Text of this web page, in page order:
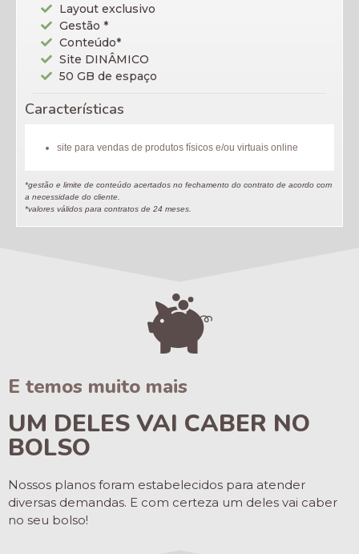
Layout exclusivo
Gestão *
Conteúdo*
Site DINÂMICO
50 GB de espaço
Características
site para vendas de produtos físicos e/ou virtuais online
*gestão e limite de conteúdo acertados no fechamento do contrato de acordo com
a necessidade do cliente.
*valores válidos para contratos de 24 meses.
E temos muito mais
UM DELES VAI CABER NO
BOLSO
Nossos planos foram estabelecidos para atender
diversas demandas. E com certeza um deles vai caber
no seu bolso!